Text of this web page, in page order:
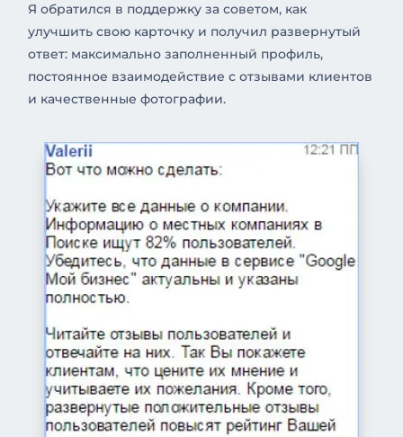
Я обратился в поддержку за советом, как
улучшить свою карточку и получил развернутый
ответ: максимально заполненный профиль,
постоянное взаимодействие с отзывами клиентов
и качественные фотографии.